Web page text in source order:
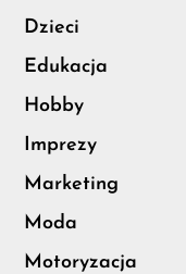
Dzieci
Edukacja
Hobby
Imprezy
Marketing
Moda
Motoryzacja